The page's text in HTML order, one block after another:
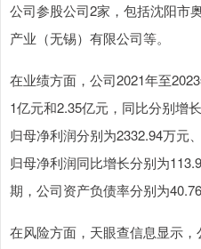
公司参股公司2家，包括沈阳市
产业（无锡）有限公司等。
在业绩方面，公司2021年至
1亿元和2.35亿元，同比分别增
归母净利润分别为2332.94万元
归母净利润同比增长分别为
期，公司资产负债率分别为
在风险方面，天眼查信息显示